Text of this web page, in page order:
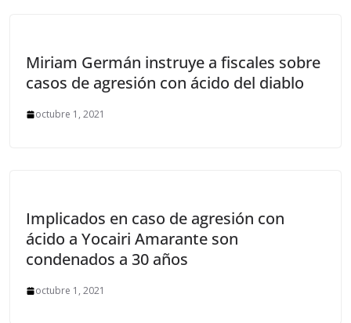
Miriam Germán instruye a fiscales sobre
casos de agresión con ácido del diablo
octubre 1, 2021
Implicados en caso de agresión con
ácido a Yocairi Amarante son
condenados a 30 años
octubre 1, 2021